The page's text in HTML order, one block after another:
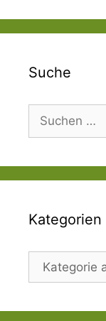
Suche
Suchen
nach:
Kategorien
Kategorien